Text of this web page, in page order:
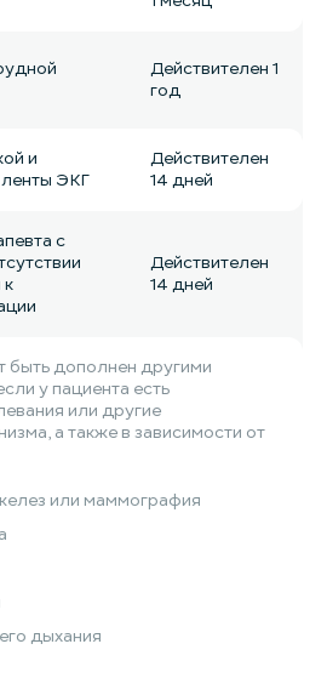
Действителен 1
год
и
ЭКГ
Действителен
14 дней
с
к
Действителен
14 дней
быть дополнен другими
у пациента есть
или другие
а также в зависимости от
или маммография
дыхания